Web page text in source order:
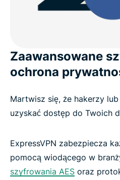
Zaawansowane
ochrona
Martwisz się, że hakerzy
uzyskać dostęp do Twoich
ExpressVPN zabezpiecza
pomocą wiodącego w
szyfrowania AES oraz